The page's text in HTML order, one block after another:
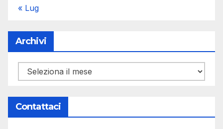
« Lug
Archivi
Archivi
Contattaci